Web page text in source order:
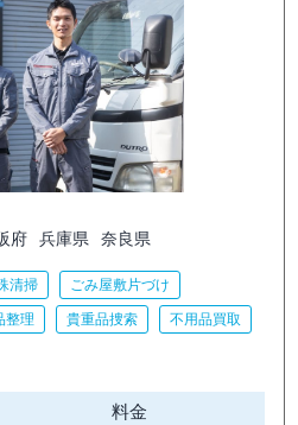
府 兵庫県 奈良県
清掃 ごみ屋敷片づけ
整理 貴重品捜索
不用品買取
料金